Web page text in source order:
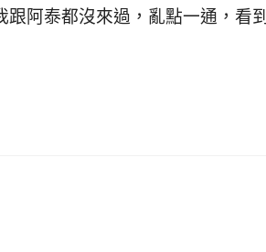
阿泰都沒來過，亂點一通，看到